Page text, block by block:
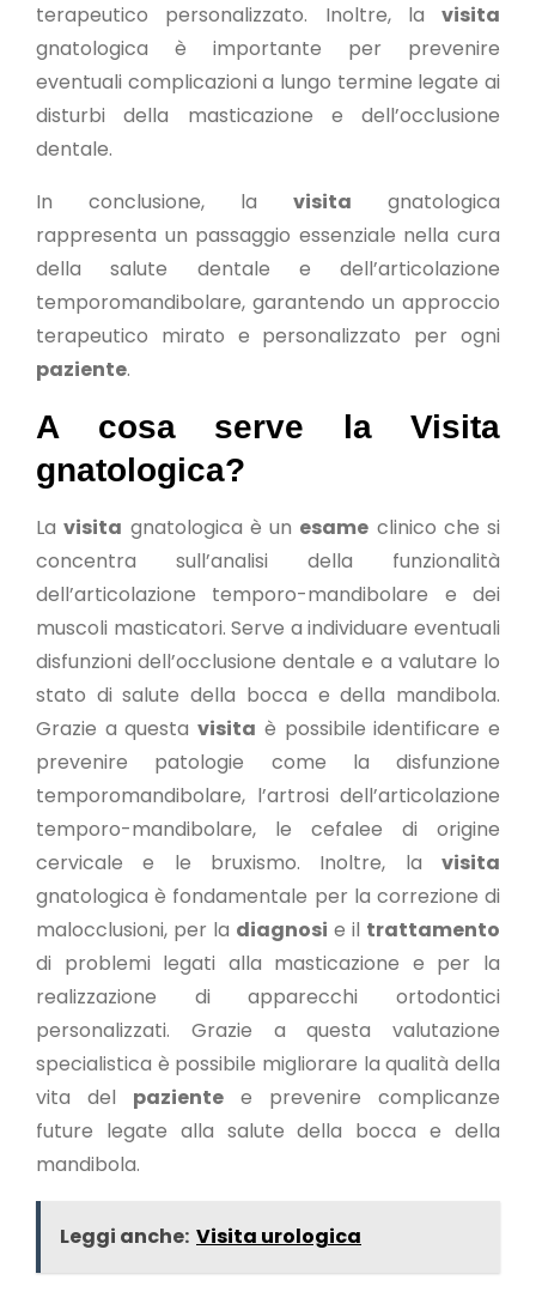
terapeutico personalizzato. Inoltre, la visita
gnatologica è importante per prevenire
eventuali complicazioni a lungo termine legate ai
disturbi della masticazione e dell’occlusione
dentale.
In conclusione, la visita gnatologica
rappresenta un passaggio essenziale nella cura
della salute dentale e dell’articolazione
temporomandibolare, garantendo un approccio
terapeutico mirato e personalizzato per ogni
paziente.
A cosa serve la Visita
gnatologica?
Lavisita gnatologica è un esame clinico che si
concentra sull’analisi della funzionalità
dell’articolazione temporo-mandibolare e dei
muscoli masticatori. Serve a individuare eventuali
disfunzioni dell’occlusione dentale e a valutare lo
stato di salute della bocca e della mandibola.
Grazie a questavisita è possibile identificare e
prevenire patologie come la disfunzione
temporomandibolare, l’artrosi dell’articolazione
temporo-mandibolare, le cefalee di origine
cervicale e le bruxismo. Inoltre, la visita
gnatologica è fondamentale per la correzione di
malocclusioni, per la diagnosi e il trattamento
di problemi legati alla masticazione e per la
realizzazione di apparecchi ortodontici
personalizzati. Grazie a questa valutazione
specialistica è possibile migliorare la qualità della
vita del paziente e prevenire complicanze
future legate alla salute della bocca e della
mandibola.
Leggi anche: Visita urologica